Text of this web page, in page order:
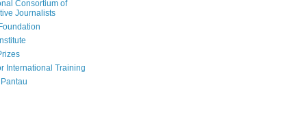
Consortium of
Journalists
International Training